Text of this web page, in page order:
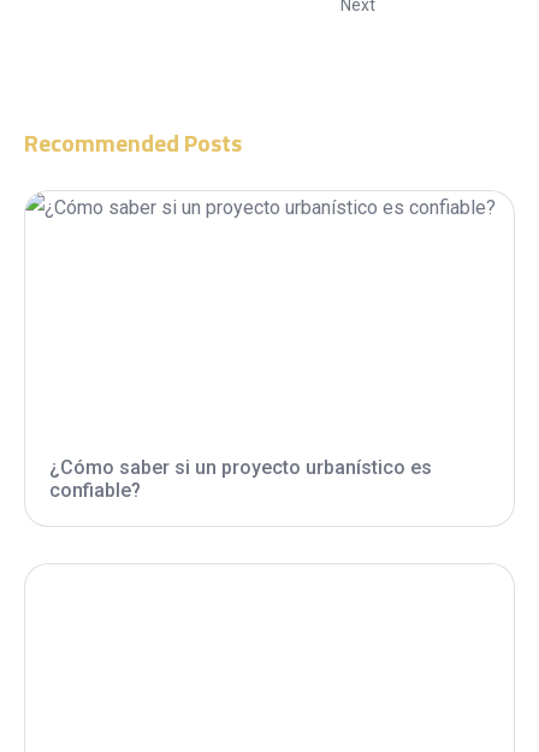
Next
Recommended Posts
¿Cómo saber si un proyecto urbanístico es
confiable?